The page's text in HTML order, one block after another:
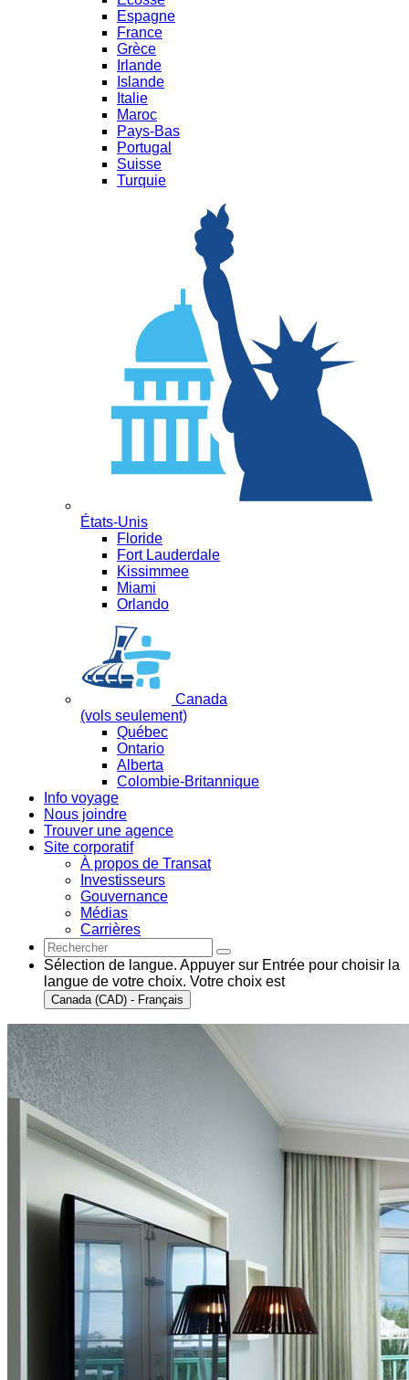
Espagne
France
Grèce
Irlande
Islande
Italie
Maroc
Pays-Bas
Portugal
Suisse
Turquie
États-Unis
Floride
Fort Lauderdale
Kissimmee
Miami
Orlando
Canada
(vols seulement)
Québec
Ontario
Alberta
Colombie-Britannique
Info voyage
Nous joindre
Trouver une agence
Site corporatif
À propos de Transat
Investisseurs
Gouvernance
Médias
Carrières
Sélection de langue. Appuyer sur Entrée pour choisir la
langue de votre choix. Votre choix est
Canada (CAD) - Français